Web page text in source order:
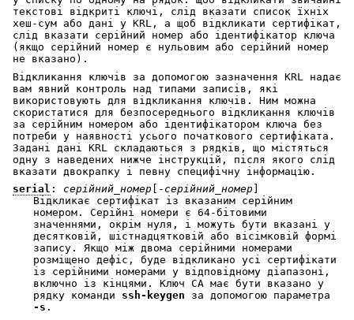
текстові відкриті ключі, слід вказати список їхніх
хеш-сум або дані у KRL, а щоб відкликати сертифікат,
слід вказати серійний номер або ідентифікатор ключа
(якщо серійний номер є нульовим або серійний номер
не вказано).
Відкликання ключів за допомогою зазначення KRL надає
вам явний контроль над типами записів, які
використовують для відкликання ключів. Ним можна
скористатися для безпосереднього відкликання ключів
за серійним номером або ідентифікатором ключа без
потреби у наявності усього початкового сертифіката.
Задані дані KRL складаються з рядків, що містяться
одну з наведених нижче інструкцій, після якого слід
вказати двокрапку і певну специфічну інформацію.
serial : серійний_номер [- серійний_номер
Відкликає сертифікат із вказаним серійним
номером. Серійні номери є 64-бітовими
значеннями, окрім нуля, і можуть бути вказані у
десятковій, шістнадцятковій або вісімковій формі
запису. Якщо між двома серійними номерами
розміщено дефіс, буде відкликано усі сертифікати
із серійними номерами у відповідному діапазоні,
включно із кінцями. Ключ CA має бути вказано у
рядку команди ssh-keygen
за допомогою параметра
-s .